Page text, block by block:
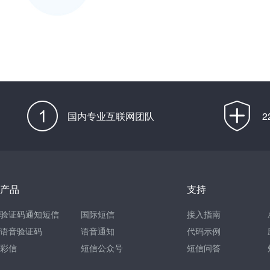
国内专业互联网团队
产品
验证码通知短信
国际短信
语音验证码
语音通知
彩信
短信公众号
支持
接入指南
代码示例
短信问答